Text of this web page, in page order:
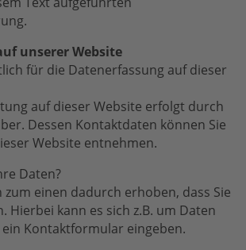
unserer Website
für die Datenerfassung auf dieser
auf dieser Website erfolgt durch
Dessen Kontaktdaten können Sie
Website entnehmen.
Daten?
einen dadurch erhoben, dass Sie
Hierbei kann es sich z.B. um Daten
ein Kontaktformular eingeben.